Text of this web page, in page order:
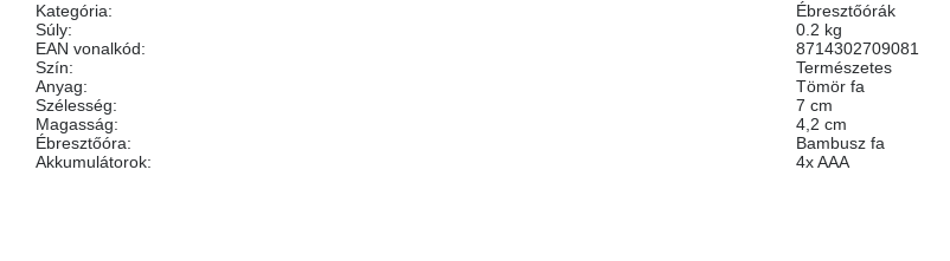
Kategória:
Ébresztőórák
Súly:
0.2 kg
EAN vonalkód:
8714302709081
Szín:
Természetes
Anyag:
Tömör fa
Szélesség:
7 cm
Magasság:
4,2 cm
Ébresztőóra:
Bambusz fa
Akkumulátorok: 4x AAA